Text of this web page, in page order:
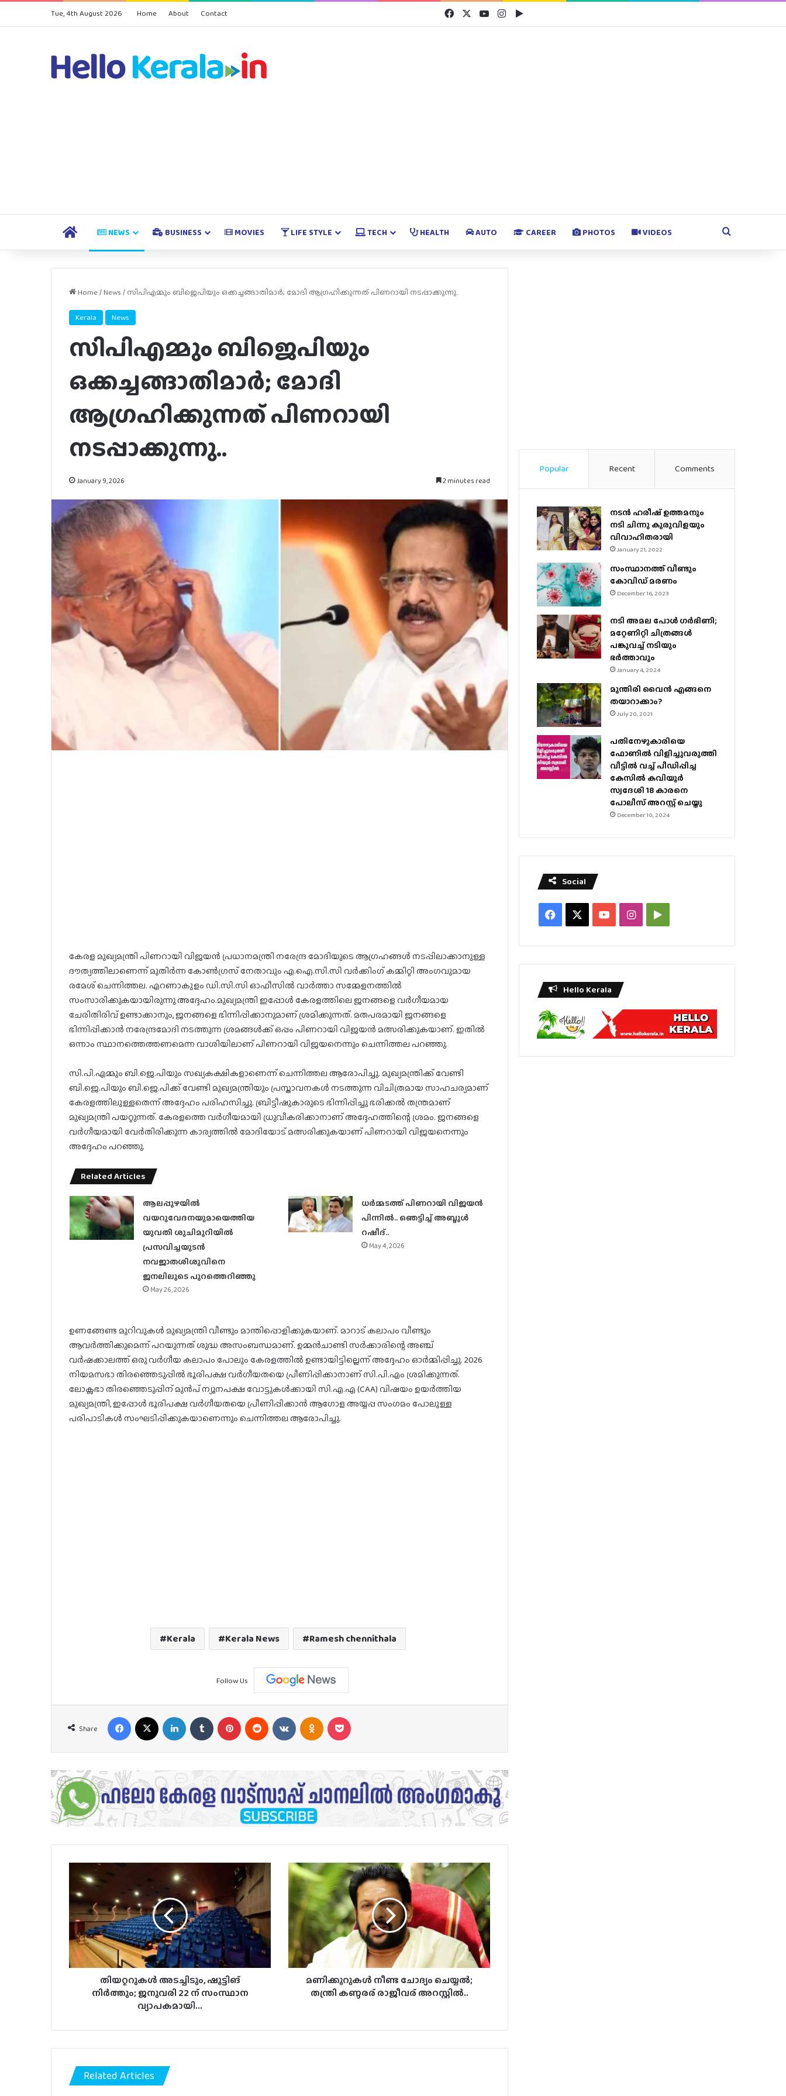
Tue, 4th August 2026 Home About Contact FacebookYouTubeInstagramGoogle Play
HOME NEWS BUSINESS MOVIES LIFE STYLE TECH HEALTH AUTO CAREER PHOTOS VIDEOS Search for
Home/News / സിപിഎമ്മും ബിജെപിയും ഒക്കച്ചങ്ങാതിമാര്‍; മോദി ആഗ്രഹിക്കുന്നത് പിണറായി നടപ്പാക്കുന്നു..
Kerala News
സിപിഎമ്മും ബിജെപിയും
ഒക്കച്ചങ്ങാതിമാര്‍; മോദി
ആഗ്രഹിക്കുന്നത് പിണറായി
നടപ്പാക്കുന്നു..
January 9, 2026 2 minutes read
കേരള മുഖ്യമന്ത്രി പിണറായി വിജയൻ പ്രധാനമന്ത്രി നരേന്ദ്ര മോദിയുടെ ആഗ്രഹങ്ങൾ നടപ്പിലാക്കാനുള്ള
ദൗത്യത്തിലാണെന്ന് മുതിർന്ന കോൺഗ്രസ് നേതാവും എ.ഐ.സി.സി വർക്കിംഗ് കമ്മിറ്റി അംഗവുമായ
രമേശ് ചെന്നിത്തല. എറണാകുളം ഡി.സി.സി ഓഫീസിൽ വാർത്താ സമ്മേളനത്തിൽ
സംസാരിക്കുകയായിരുന്നു അദ്ദേഹം.മുഖ്യമന്ത്രി ഇപ്പോള്‍ കേരളത്തിലെ ജനങ്ങളെ വര്‍ഗീയമായ
ചേരിതിരിവ് ഉണ്ടാക്കാനും, ജനങ്ങളെ ഭിന്നിപ്പിക്കാനുമാണ് ശ്രമിക്കുന്നത്. മതപരമായി ജനങ്ങളെ
ഭിന്നിപ്പിക്കാന്‍ നരേന്ദ്രമോദി നടത്തുന്ന ശ്രമങ്ങള്‍ക്ക് ഒപ്പം പിണറായി വിജയന്‍ മത്സരിക്കുകയാണ്. ഇതില്‍
ഒന്നാം സ്ഥാനത്തെത്തണമെന്ന വാശിയിലാണ് പിണറായി വിജയനെന്നും ചെന്നിത്തല പറഞ്ഞു.
സി.പി.എമ്മും ബി.ജെ.പിയും സഖ്യകക്ഷികളാണെന്ന് ചെന്നിത്തല ആരോപിച്ചു. മുഖ്യമന്ത്രിക്ക് വേണ്ടി
ബി.ജെ.പിയും ബി.ജെ.പിക്ക് വേണ്ടി മുഖ്യമന്ത്രിയും പ്രസ്താവനകൾ നടത്തുന്ന വിചിത്രമായ സാഹചര്യമാണ്
കേരളത്തിലുള്ളതെന്ന് അദ്ദേഹം പരിഹസിച്ചു. ബ്രിട്ടീഷുകാരുടെ ഭിന്നിപ്പിച്ചു ഭരിക്കൽ തന്ത്രമാണ്
മുഖ്യമന്ത്രി പയറ്റുന്നത്. കേരളത്തെ വർഗീയമായി ധ്രുവീകരിക്കാനാണ് അദ്ദേഹത്തിന്റെ ശ്രമം. ജനങ്ങളെ
വർഗീയമായി വേർതിരിക്കുന്ന കാര്യത്തിൽ മോദിയോട് മത്സരിക്കുകയാണ് പിണറായി വിജയനെന്നും
അദ്ദേഹം പറഞ്ഞു.
Related Articles
ആലപ്പുഴയിൽ
വയറുവേദനയുമായെത്തിയ
യുവതി ശുചിമുറിയിൽ
പ്രസവിച്ചയുടൻ
നവജാതശിശുവിനെ
ജനലിലൂടെ പുറത്തെറിഞ്ഞു
May 26, 2026
ധര്‍മ്മടത്ത് പിണറായി വിജയന്‍
പിന്നില്‍.. ഞെട്ടിച്ച് അബ്ദുൾ
റഷീദ്..
May 4, 2026
ഉണങ്ങേണ്ട മുറിവുകൾ മുഖ്യമന്ത്രി വീണ്ടും മാന്തിപ്പൊളിക്കുകയാണ്. മാറാട് കലാപം വീണ്ടും
ആവർത്തിക്കുമെന്ന് പറയുന്നത് ശുദ്ധ അസംബന്ധമാണ്. ഉമ്മൻചാണ്ടി സർക്കാരിന്റെ അഞ്ച്
വർഷക്കാലത്ത് ഒരു വർഗീയ കലാപം പോലും കേരളത്തിൽ ഉണ്ടായിട്ടില്ലെന്ന് അദ്ദേഹം ഓർമ്മിപ്പിച്ചു. 2026
നിയമസഭാ തിരഞ്ഞെടുപ്പിൽ ഭൂരിപക്ഷ വർഗീയതയെ പ്രീണിപ്പിക്കാനാണ് സി.പി.എം ശ്രമിക്കുന്നത്.
ലോക്സഭാ തിരഞ്ഞെടുപ്പിന് മുൻപ് ന്യൂനപക്ഷ വോട്ടുകൾക്കായി സി.എ.എ (CAA) വിഷയം ഉയർത്തിയ
മുഖ്യമന്ത്രി, ഇപ്പോൾ ഭൂരിപക്ഷ വർഗീയതയെ പ്രീണിപ്പിക്കാൻ ആഗോള അയ്യപ്പ സംഗമം പോലുള്ള
പരിപാടികൾ സംഘടിപ്പിക്കുകയാണെന്നും ചെന്നിത്തല ആരോപിച്ചു.
Kerala Kerala News Ramesh chennithala
Follow Us
Share
Facebook LinkedIn Tumblr Pinterest Reddit VKontakte Odnoklassniki
തിയറ്ററുകൾ
അടച്ചിടും,
ഷൂട്ടിങ്
നിർത്തും;
ജനുവരി
22
ന്
സംസ്ഥാന
വ്യാപകമായി...
തിയറ്ററുകൾ അടച്ചിടും, ഷൂട്ടിങ്
നിർത്തും; ജനുവരി 22 ന് സംസ്ഥാന
വ്യാപകമായി...
മണിക്കൂറുകൾ
നീണ്ട
ചോദ്യം
ചെയ്യൽ‌;
തന്ത്രി
കണ്ഠരര്
രാജീവര്
അറസ്റ്റില്‍..
മണിക്കൂറുകൾ നീണ്ട ചോദ്യം ചെയ്യൽ‌;
തന്ത്രി കണ്ഠരര് രാജീവര് അറസ്റ്റില്‍..
Related Articles
Popular Recent Comments
നടന്‍ ഹരീഷ് ഉത്തമനും
നടി ചിന്നു കുരുവിളയും
വിവാഹിതരായി
January 21, 2022
സംസ്ഥാനത്ത് വീണ്ടും
കോവിഡ് മരണം
December 16, 2023
നടി അമല പോൾ ​ഗർഭിണി;
മറ്റേണിറ്റി ചിത്രങ്ങള്‍
പങ്കുവച്ച് നടിയും
ഭർത്താവും
January 4, 2024
മുന്തിരി വൈന്‍ എങ്ങനെ
തയാറാക്കാം?
July 20, 2021
പതിനേഴുകാരിയെ
ഫോണിൽ വിളിച്ചുവരുത്തി
വീട്ടിൽ വച്ച് പീഡിപ്പിച്ച
കേസിൽ കവിയൂർ
സ്വദേശി 18 കാരനെ
പോലീസ് അറസ്റ്റ് ചെയ്തു
December 10, 2024
Social
Facebook YouTubeInstagramGoogle
Hello Kerala